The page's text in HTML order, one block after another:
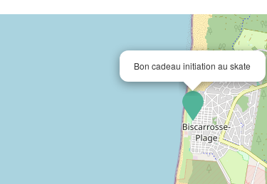
Bon cadeau initiation au skate